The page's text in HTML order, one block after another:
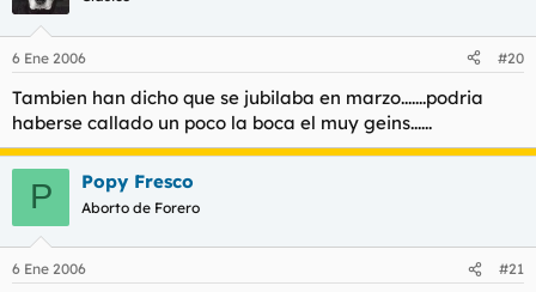
que vivís.
Sigan, sigan meando fuera del tiesto por un estúpido sueño.
Los militares no hablan nunca de política, y ya lo están
haciendo.
6 Ene 2006 #20
Tambien han dicho que se jubilaba en marzo.......podria
haberse callado un poco la boca el muy geins......
P Popy Fresco
Aborto de Forero
6 Ene 2006 #21